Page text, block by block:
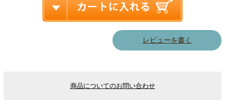
レビューを書く
商品についてのお問い合わせ